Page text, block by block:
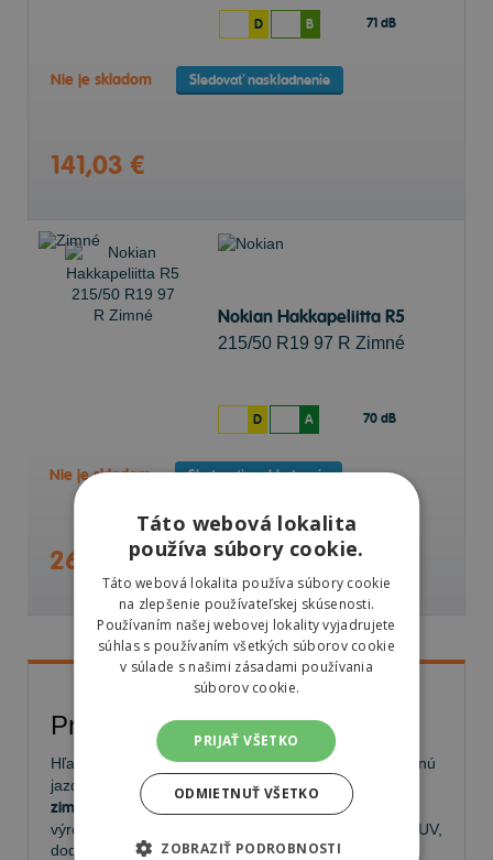
D B 71 dB
Nie je skladom Sledovať naskladnenie
141,03 €
Nokian Hakkapeliitta R5
215/50 R19 97 R Zimné
D A 70 dB
Nie je skladom Sledovať naskladnenie
263,38 €
Pneumatiky
Hľadáte kvalitnépneumatikypre bezpečnú a komfortnú
jazdu? Na
MorePneu.sknájdete široký výber
zimných a celoročných pneumatík
od popredných
výrobcov. Ponúkame pneumatiky pre osobné autá, SUV,
dodávky aj úžitkové vozidlá. Vyberte si spoľahlivé
Táto webová lokalita
používa súbory cookie.
Táto webová lokalita používa súbory cookie
na zlepšenie používateľskej skúsenosti.
Používaním našej webovej lokality vyjadrujete
súhlas s používaním všetkých súborov cookie
v súlade s našimi zásadami používania
súborov cookie.
PRIJAŤ VŠETKO
ODMIETNUŤ VŠETKO
ZOBRAZIŤ PODROBNOSTI